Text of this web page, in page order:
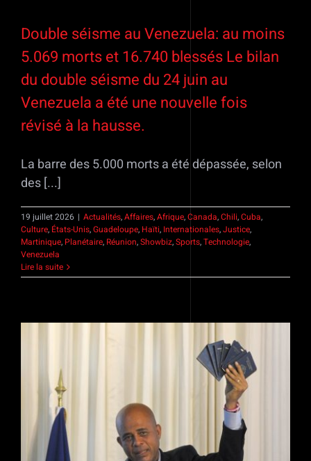
Double séisme au Venezuela: au moins
5.069 morts et 16.740 blessés Le bilan
du double séisme du 24 juin au
Venezuela a été une nouvelle fois
révisé à la hausse.
La barre des 5.000 morts a été dépassée, selon
des [...]
19 juillet 2026 | Actualités,Affaires,Afrique,Canada,Chili,Cuba,
Culture, États-Unis,Guadeloupe, Haïti, Internationales,Justice,
Martinique, Planétaire, Réunion,Showbiz,Sports,Technologie,
Venezuela
Lire la suite